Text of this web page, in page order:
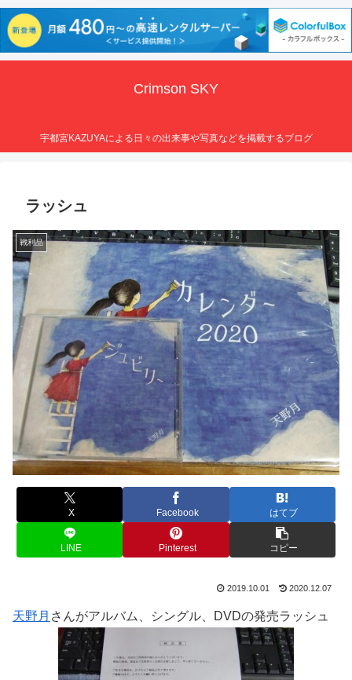
Crimson SKY
宇都宮KAZUYAによる日々の出来事や写真などを掲載するブログ
ラッシュ
戦利品
X Facebook はてブ
LINE Pinterest コピー
2019.10.01 2020.12.07
天野月 さんがアルバム、シングル、DVDの発売ラッシュ